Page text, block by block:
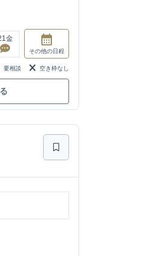
金
その他の日程
要相談 空き枠なし